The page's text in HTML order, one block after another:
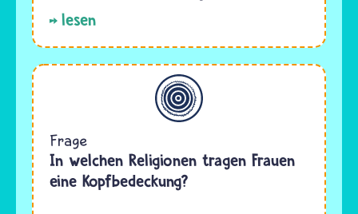
lesen
Allgemein
Frage
In welchen Religionen tragen Frauen
eine Kopfbedeckung?